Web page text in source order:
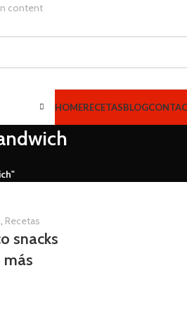
content
HOMERECETASBLOG
, Recetas
snacks
más